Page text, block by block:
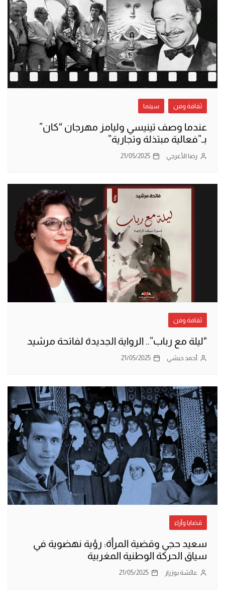
ثقافة وفن سينما
عندما وصف تينيسي وليامز مهرجان “كان”
بـ”فعالية مبتذلة وتجارية”
رضا الأعرجي 21/05/2025
ثقافة وفن
“ليلة مع رباب”.. الرواية الجديدة لفاتحة مرشيد
أحمد حبشي 21/05/2025
قضايا وآراء
سعيد حجي وقضية المرأة: رؤية نهضوية في
سياق الحركة الوطنية المغربية
عائشة بوزرار 21/05/2025